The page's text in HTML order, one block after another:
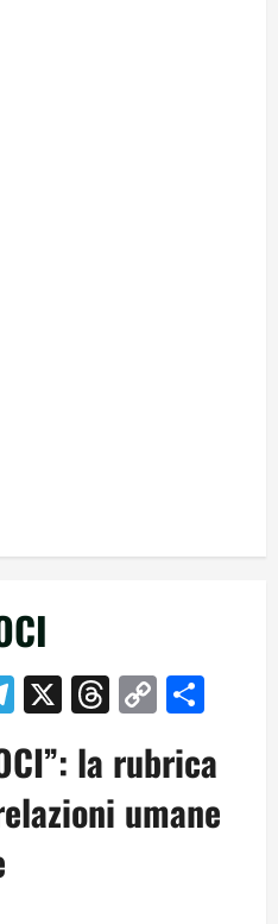
Telegram
X Threads
Copy
la rubrica
umane